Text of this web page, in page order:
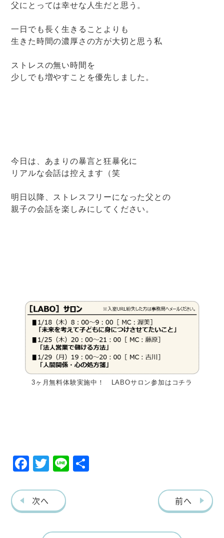
父にとっては幸せな人生だと思う。
一日でも長く生きることよりも
生きた時間の濃厚さの方が大切と思う私
ストレスの無い時間を
少しでも増やすことを優先しました。
今日は、あまりの暴言と狂暴化に
リアルな会話は控えます（笑
明日以降、ストレスフリーになった父との
親子の会話を楽しみにしてください。
3ヶ月無料体験実施中！ LABOサロン参加はコチラ
F
eb
o
T
itt
er
Li
次へ 前へ